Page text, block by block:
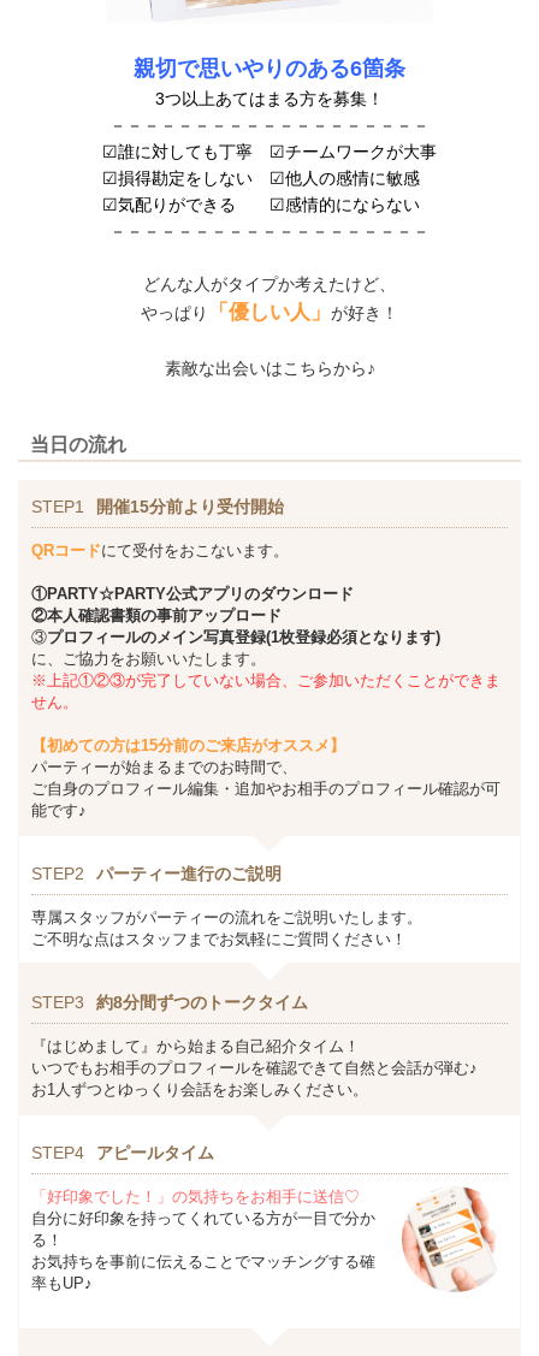
親切で思いやりのある6箇条
3つ以上あてはまる方を募集！
－－－－－－－－－－－－－－－－－－－
☑誰に対しても丁寧 ☑チームワークが大事
☑損得勘定をしない ☑他人の感情に敏感
☑気配りができる ☑感情的にならない
－－－－－－－－－－－－－－－－－－－
どんな人がタイプか考えたけど、
やっぱり
「優しい人」 が好き！
素敵な出会いはこちらから♪
当日の流れ
STEP1 開催15分前より受付開始
QRコードにて受付をおこないます。
①PARTY☆PARTY公式アプリのダウンロード
②本人確認書類の事前アップロード
③プロフィールのメイン写真登録(1枚登録必須となります)
に、ご協力をお願いいたします。
※上記①②③が完了していない場合、ご参加いただくことができま
せん。
【初めての方は15分前のご来店がオススメ】
パーティーが始まるまでのお時間で、
ご自身のプロフィール編集・追加やお相手のプロフィール確認が可
能です♪
STEP2 パーティー進行のご説明
専属スタッフがパーティーの流れをご説明いたします。
ご不明な点はスタッフまでお気軽にご質問ください！
STEP3 約8分間ずつのトークタイム
『はじめまして』から始まる自己紹介タイム！
いつでもお相手のプロフィールを確認できて自然と会話が弾む♪
お1人ずつとゆっくり会話をお楽しみください。
STEP4 アピールタイム
「好印象でした！」の気持ちをお相手に送信♡
自分に好印象を持ってくれている方が一目で分か
る！
お気持ちを事前に伝えることでマッチングする確
率もUP♪